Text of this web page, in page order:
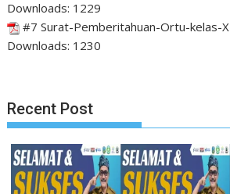
Downloads: 1229
#7 Surat-Pemberitahuan-Ortu-kelas-X
Downloads: 1230
Recent Post